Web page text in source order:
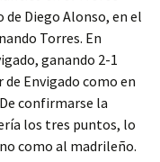
de Diego Alonso, en el
Torres. En
ganando 2-1
Envigado como en
confirmarse la
los tres puntos, lo
como al madrileño.